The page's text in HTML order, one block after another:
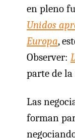
en pleno
Unidos
Europa,
Observer:
parte de
Las
forman